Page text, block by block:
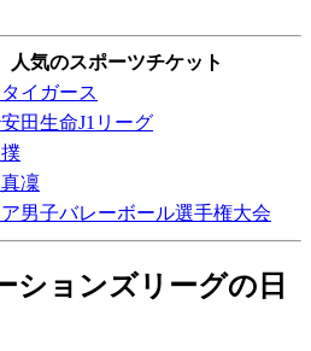
人気のスポーツチケット
イガース
田生命J1リーグ
凜
男子バレーボール選手権大会
ションズリーグの日